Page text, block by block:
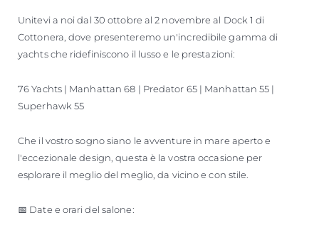
Unitevi a noi dal 30 ottobre al 2 novembre al Dock 1 di
Cottonera, dove presenteremo un'incredibile gamma di
yachts che ridefiniscono il lusso e le prestazioni:
76 Yachts | Manhattan 68 | Predator 65 | Manhattan 55 |
Superhawk 55
Che il vostro sogno siano le avventure in mare aperto e
l'eccezionale design, questa è la vostra occasione per
esplorare il meglio del meglio, da vicino e con stile.
📅 Date e orari del salone: